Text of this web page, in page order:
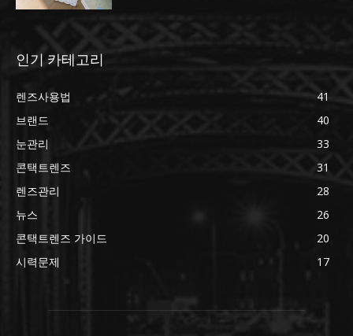
인기 카테고리
렌즈사용법
41
브랜드
40
눈관리
33
콘택트렌즈
31
렌즈관리
28
뉴스
26
콘택트렌즈 가이드
20
시력문제
17